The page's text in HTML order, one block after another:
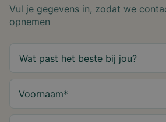
Vul je gegevens in, zodat we
opnemen
Voornaam*